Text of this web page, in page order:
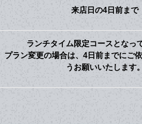
来店日の4日前まで
ランチタイム限定コースとなっ
プラン変更の場合は、4日前までにご
うお願いいたします。